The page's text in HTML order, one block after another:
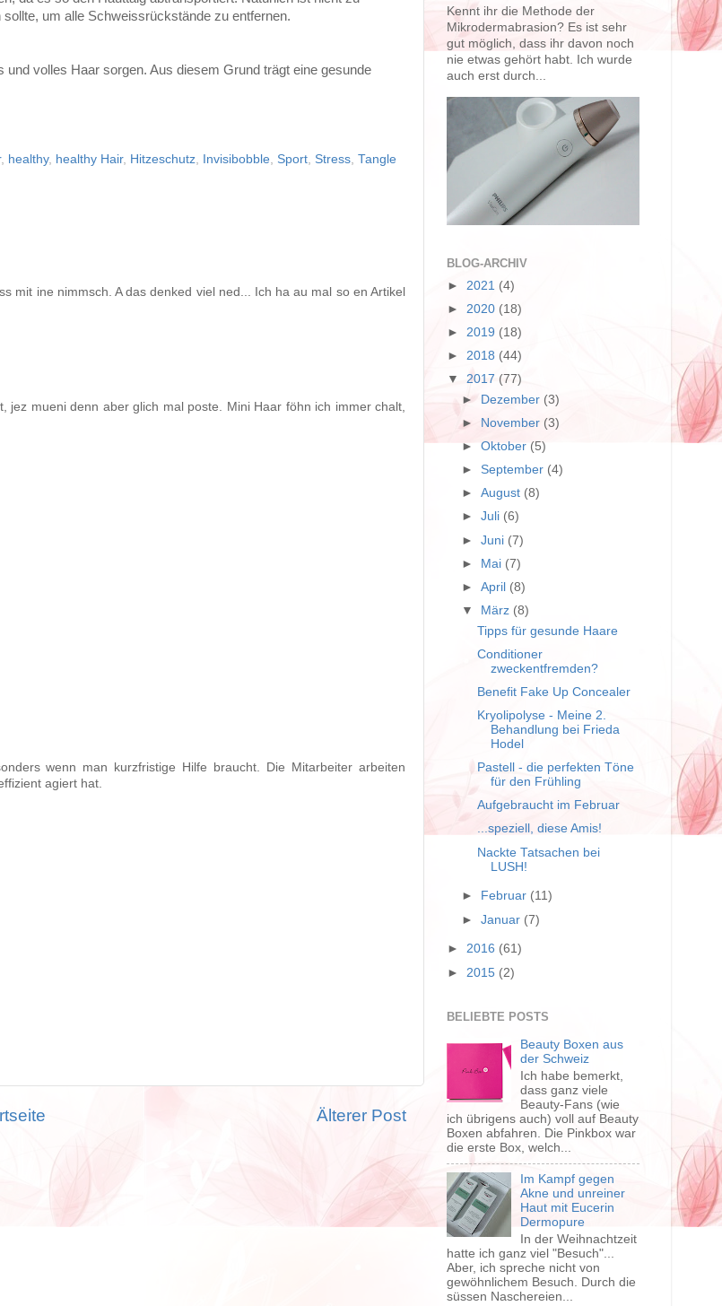
um alle Schweissrückstände zu entfernen.
volles Haar sorgen. Aus diesem Grund trägt eine gesunde
, healthy, healthy Hair, Hitzeschutz, Invisibobble, Sport, Stress, Tangle
mit ine nimmsch. A das denked viel ned... Ich ha au mal so en Artikel
jez mueni denn aber glich mal poste. Mini Haar föhn ich immer chalt,
wenn man kurzfristige Hilfe braucht. Die Mitarbeiter arbeiten
agiert hat.
Älterer Post
Kennt ihr die Methode der
Mikrodermabrasion? Es ist sehr
gut möglich, dass ihr davon noch
nie etwas gehört habt. Ich wurde
auch erst durch...
BLOG-ARCHIV
► 2021 (4)
► 2020 (18)
► 2019 (18)
► 2018 (44)
▼ 2017 (77)
►
Dezember (3)
►
November (3)
►Oktober (5)
► September (4)
►August (8)
►Juli (6)
►Juni (7)
► Mai (7)
►April (8)
▼
März (8)
Tipps für gesunde Haare
Conditioner
zweckentfremden?
Benefit Fake Up Concealer
Kryolipolyse - Meine 2.
Behandlung bei Frieda
Hodel
Pastell - die perfekten Töne
für den Frühling
Aufgebraucht im Februar
...speziell, diese Amis!
Nackte Tatsachen bei
LUSH!
► Februar (11)
►Januar (7)
► 2016 (61)
► 2015 (2)
BELIEBTE POSTS
Beauty Boxen aus
der Schweiz
Ich habe bemerkt,
dass ganz viele
Beauty-Fans (wie
ich übrigens auch) voll auf Beauty
Boxen abfahren. Die Pinkbox war
die erste Box, welch...
Im Kampf gegen
Akne und unreiner
Haut mit Eucerin
Dermopure
In der Weihnachtzeit
hatte ich ganz viel "Besuch"...
Aber, ich spreche nicht von
gewöhnlichem Besuch. Durch die
süssen Naschereien...